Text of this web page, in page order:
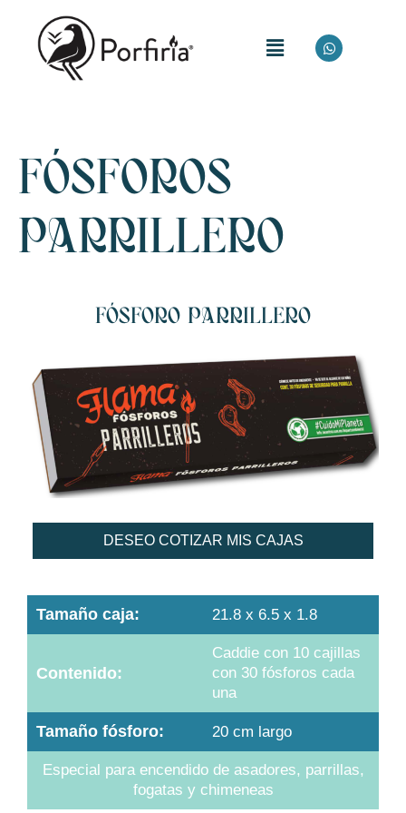
FÓSFOROS
PARRILLERO
Tamaño caja: 21.8 x 6.5 x 1.8
Contenido:
Caddie con 10 cajillas
con 30 fósforos cada
una
Tamaño fósforo: 20 cm largo
Especial para encendido de asadores, parrillas,
fogatas y chimeneas
FÓSFORO PARRILLERO
DESEO COTIZAR MIS CAJAS